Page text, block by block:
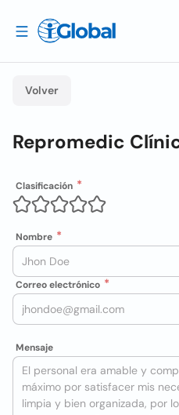
Volver
Repromedic
Clasificación
Nombre
Correo electrónico
Mensaje